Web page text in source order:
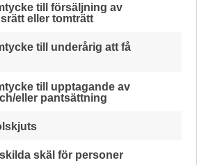
till försäljning av
eller tomträtt
till underårig att få
till upptagande av
eller pantsättning
skäl för personer